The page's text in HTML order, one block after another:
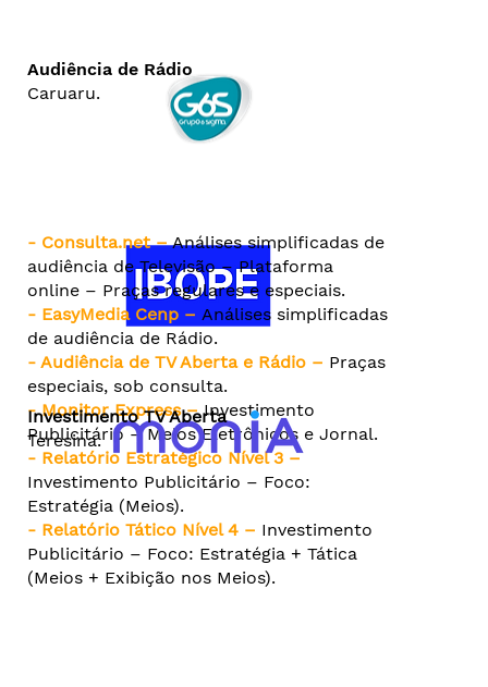
Audiência de Rádio
Caruaru.
- Consulta.net – Análises simplificadas de
audiência de Televisão – Plataforma
online – Praças regulares e especiais.
- EasyMedia Cenp – Análises simplificadas
de audiência de Rádio.
- Audiência de TV Aberta e Rádio – Praças
especiais, sob consulta.
- Monitor Express – Investimento
Publicitário – Meios Eletrônicos e Jornal.
- Relatório Estratégico Nível 3 –
Investimento Publicitário – Foco:
Estratégia (Meios).
- Relatório Tático Nível 4 – Investimento
Publicitário – Foco: Estratégia + Tática
(Meios + Exibição nos Meios).
Investimento TV Aberta
Teresina.